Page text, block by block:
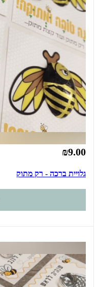
₪9.00
גלויית ברכה - רק מתוק